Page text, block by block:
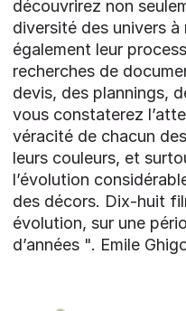
découvrirez non
diversité des univers
également leur
recherches de
devis, des plannings,
vous constaterez
véracité de chacun
leurs couleurs, et
l’évolution
des décors. Dix-huit
évolution, sur une
d’années ". Emile